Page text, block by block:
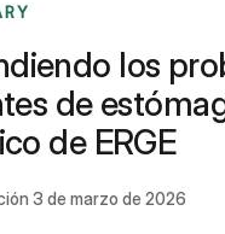
los
de
de ERGE
3 de marzo de 2026